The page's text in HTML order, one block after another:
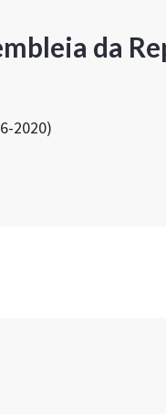
da
2020)